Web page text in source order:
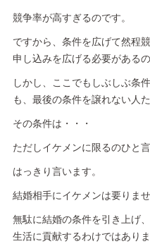
競争率が高すぎるのです。
ですから、条件を広げて然程
申し込みを広げる必要があるの
しかし、ここでもしぶしぶ条
も、最後の条件を譲れない人
その条件は・・・
ただしイケメンに限るのひと
はっきり言います。
結婚相手にイケメンは要りませ
無駄に結婚の条件を引き上げ
生活に貢献するわけではありま